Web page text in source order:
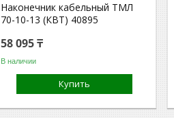
Наконечник кабельный ТМЛ
70-10-13 (КВТ) 40895
58 095 ₸
В наличии
Купить